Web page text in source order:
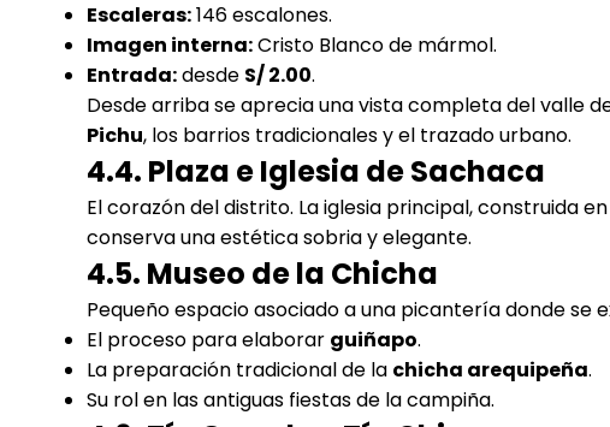
Escaleras:146 escalones.
Imagen interna:Cristo Blanco de mármol.
Entrada:desde S/ 2.00.
Desde arriba se aprecia una vista completa del valle
Pichu, los barrios tradicionales y el trazado urbano.
4.4. Plaza e Iglesia de Sachaca
El corazón del distrito. La iglesia principal, construida
conserva una estética sobria y elegante.
4.5. Museo de la Chicha
Pequeño espacio asociado a una picantería donde se
El proceso para elaborar guiñapo.
La preparación tradicional de la chicha arequipeña.
Su rol en las antiguas fiestas de la campiña.